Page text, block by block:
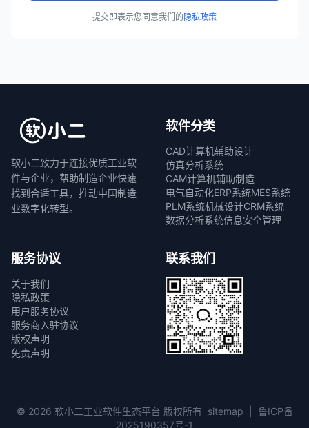
提交即表示您同意我们的隐私政策
软小二致力于连接优质工业软
件与企业，帮助制造企业快速
找到合适工具，推动中国制造
业数字化转型。
软件分类
CAD计算机辅助设计
仿真分析系统
CAM计算机辅助制造
电气自动化ERP系统MES系统
PLM系统机械设计CRM系统
数据分析系统信息安全管理
服务协议
关于我们
隐私政策
用户服务协议
服务商入驻协议
版权声明
免责声明
联系我们
© 2026 软小二工业软件生态平台 版权所有 sitemap
鲁ICP备
2025190357号-1